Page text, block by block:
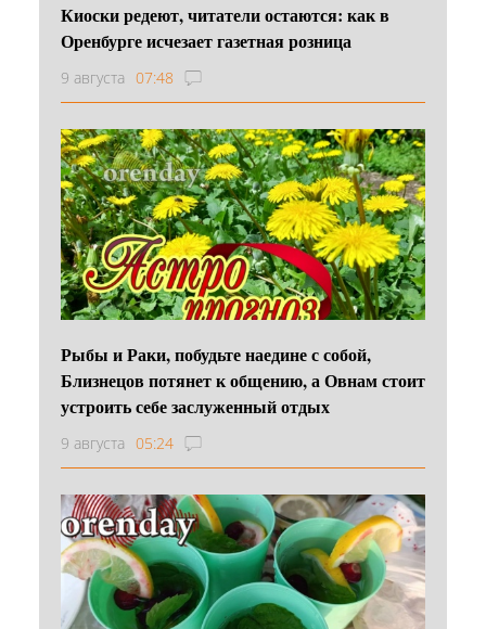
Киоски редеют, читатели остаются: как в
Оренбурге исчезает газетная розница
9 августа 07:48
Рыбы и Раки, побудьте наедине с собой,
Близнецов потянет к общению, а Овнам стоит
устроить себе заслуженный отдых
9 августа 05:24